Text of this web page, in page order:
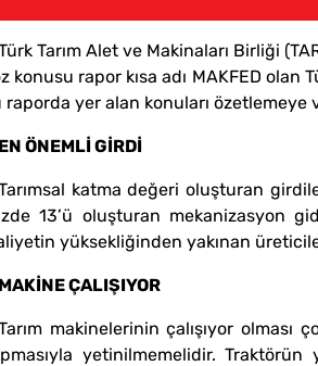
Tarım Alet ve Makinaları Birliği
konusu rapor kısa adı MAKFED
raporda yer alan konuları özetlemeye
EN ÖNEMLİ GİRDİ
katma değeri oluşturan
13’ü oluşturan mekanizasyon
yüksekliğinden yakınan
MAKİNE ÇALIŞIYOR
makinelerinin çalışıyor
yetinilmemelidir. Traktörün